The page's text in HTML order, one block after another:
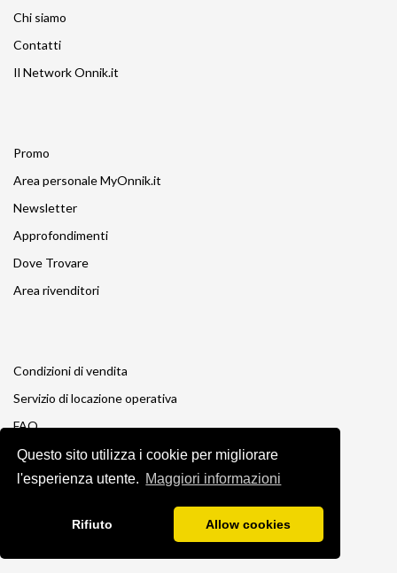
Questo sito utilizza i cookie per migliorare
l'esperienza utente. Maggiori informazioni
Rifiuto Allow cookies
Chi siamo
Contatti
Il Network Onnik.it
Promo
Area personale MyOnnik.it
Newsletter
Approfondimenti
Dove Trovare
Area rivenditori
Condizioni di vendita
Servizio di locazione operativa
FAQ
Il mio pacco è danneggiato
Politica Cookie